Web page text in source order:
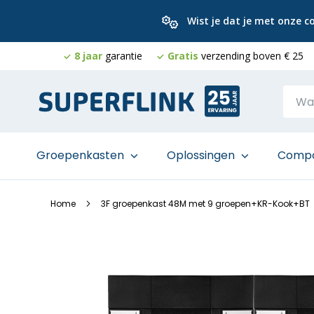
Wist je dat je met onze
8 jaar garantie Gratis verzending boven € 25
naar
de
Groepenkasten Oplossingen
Home 3F groepenkast 48M met 9 groepen+KR-Kook+BT